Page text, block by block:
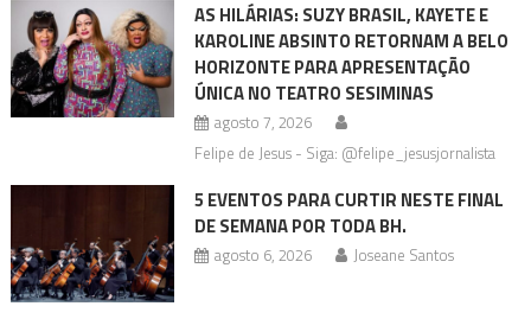
AS HILÁRIAS: SUZY BRASIL, KAYETE E
KAROLINE ABSINTO RETORNAM A BELO
HORIZONTE PARA APRESENTAÇÃO
ÚNICA NO TEATRO SESIMINAS
agosto 7, 2026
Felipe de Jesus - Siga: @felipe_jesusjornalista
5 EVENTOS PARA CURTIR NESTE FINAL
DE SEMANA POR TODA BH.
agosto 6, 2026 Joseane Santos